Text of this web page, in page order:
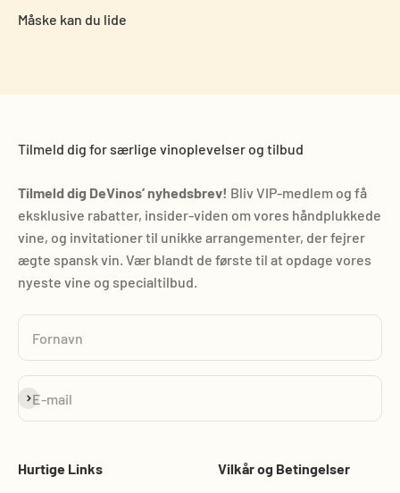
Tilmeld dig for særlige vinoplevelser og tilbud
Tilmeld dig DeVinos’ nyhedsbrev! Bliv VIP-medlem og få
eksklusive rabatter, insider-viden om vores håndplukkede
vine, og invitationer til unikke arrangementer, der fejrer
ægte spansk vin. Vær blandt de første til at opdage vores
nyeste vine og specialtilbud.
Fornavn
E-mail
Abonnér
Hurtige Links Vilkår og Betingelser